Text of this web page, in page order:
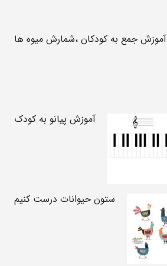
آموزش جمع به کودکان ،شمارش میوه ها
آموزش پیانو به کودک
ستون حیوانات درست کنیم